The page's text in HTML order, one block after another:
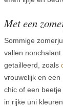
Met een
Sommige
vallen
getailleerd, zoals
vrouwelijk en een
chic of een
in rijke uni